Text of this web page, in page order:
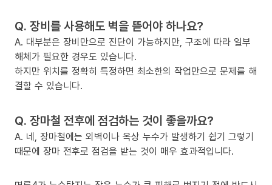
Q. 장비를 사용해도 벽을 뜯어야 하나요?
A. 대부분은 장비만으로 진단이 가능하지만, 구조에 따라 일부
해체가 필요한 경우도 있습니다.
하지만 위치를 정확히 특정하면 최소한의 작업만으로 문제를 해
결할 수 있습니다.
Q. 장마철 전후에 점검하는 것이 좋을까요?
A. 네, 장마철에는 외벽이나 옥상 누수가 발생하기 쉽기 그렇기
때문에 장마 전후로 점검을 받는 것이 매우 효과적입니다.